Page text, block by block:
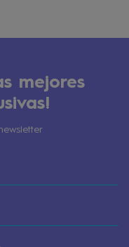
mejores